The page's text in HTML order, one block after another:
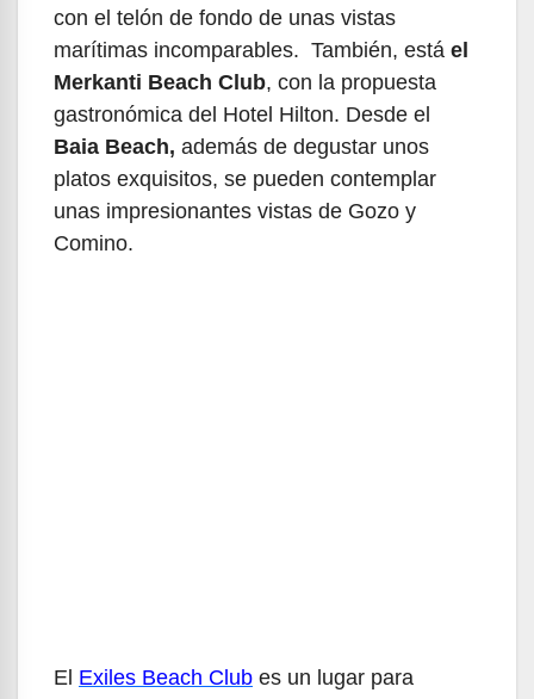
con el telón de fondo de unas vistas
marítimas incomparables. También, está el
Merkanti Beach Club, con la propuesta
gastronómica del Hotel Hilton. Desde el
Baia Beach, además de degustar unos
platos exquisitos, se pueden contemplar
unas impresionantes vistas de Gozo y
Comino.
El Exiles Beach Club es un lugar para